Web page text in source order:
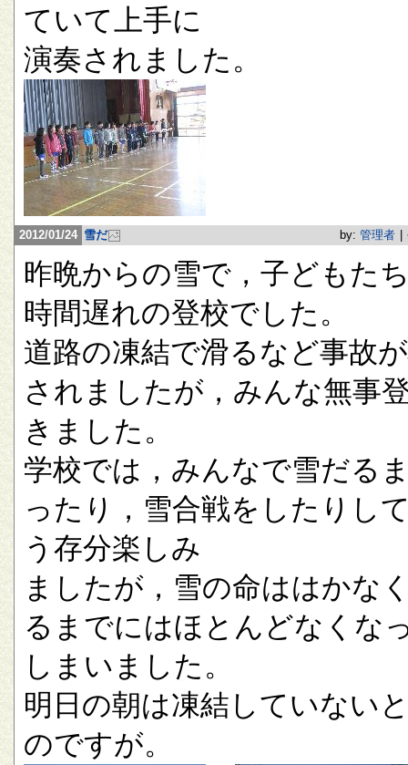
ていて上手に
演奏されました。
2012/01/24 雪だ by: 管理者
昨晩からの雪で，子どもた
時間遅れの登校でした。
道路の凍結で滑るなど事故
されましたが，みんな無事
きました。
学校では，みんなで雪だる
ったり，雪合戦をしたりし
う存分楽しみ
ましたが，雪の命ははかな
るまでにはほとんどなくな
しまいました。
明日の朝は凍結していない
のですが。